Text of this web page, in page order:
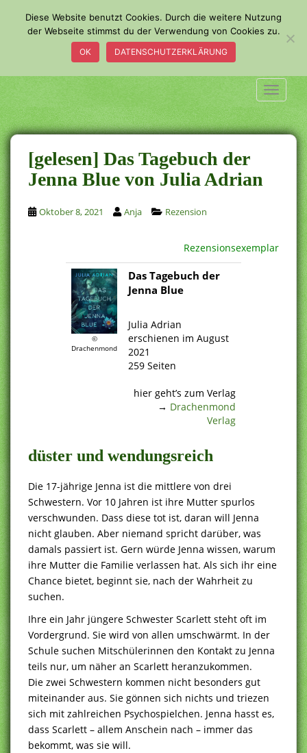
o
m
a
i
n
c
o
n
t
e
n
t
[gelesen] Das Tagebuch der
Jenna Blue von Julia Adrian
Oktober 8, 2021 Anja Rezension
Rezensionsexemplar
©
Drachenmond
Das Tagebuch der
Jenna Blue
Julia Adrian
erschienen im August
2021
259 Seiten
hier geht’s zum Verlag
→ Drachenmond
Verlag
düster und wendungsreich
Die 17-jährige Jenna ist die mittlere von drei
Schwestern. Vor 10 Jahren ist ihre Mutter spurlos
verschwunden. Dass diese tot ist, daran will Jenna
nicht glauben. Aber niemand spricht darüber, was
damals passiert ist. Gern würde Jenna wissen, warum
ihre Mutter die Familie verlassen hat. Als sich ihr eine
Chance bietet, beginnt sie, nach der Wahrheit zu
suchen.
Ihre ein Jahr jüngere Schwester Scarlett steht oft im
Vordergrund. Sie wird von allen umschwärmt. In der
Schule suchen Mitschülerinnen den Kontakt zu Jenna
teils nur, um näher an Scarlett heranzukommen.
Die zwei Schwestern kommen nicht besonders gut
miteinander aus. Sie gönnen sich nichts und triezen
sich mit zahlreichen Psychospielchen. Jenna hasst es,
dass Scarlett – allem Anschein nach – immer das
bekommt, was sie will.
Diese Website benutzt Cookies. Durch die weitere Nutzung
der Webseite stimmst du der Verwendung von Cookies zu.
OK DATENSCHUTZERKLÄRUNG